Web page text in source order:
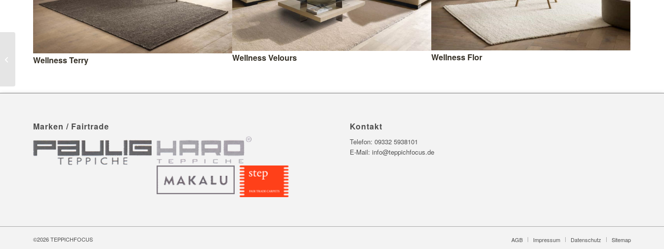
Wellness Terry Wellness Velours Wellness Flor
Marken / Fairtrade Kontakt
Telefon:09332 5938101
E-Mail:info@teppichfocus.de
©2026TEPPICHFOCUS AGB Impressum Datenschutz Sitemap
Wellness Flor